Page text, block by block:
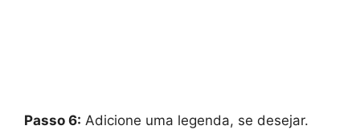
Passo 6: Adicione uma legenda, se desejar.